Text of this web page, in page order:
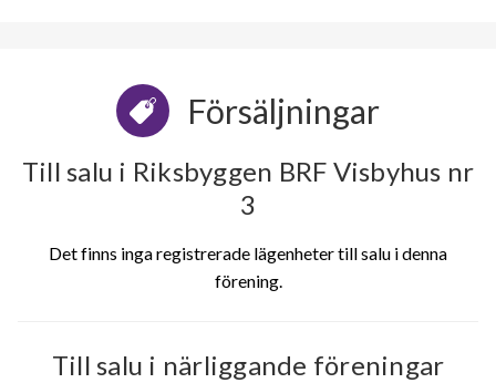
Försäljningar
Till salu i Riksbyggen BRF Visbyhus nr
3
Det finns inga registrerade lägenheter till salu i denna
förening.
Till salu i närliggande föreningar